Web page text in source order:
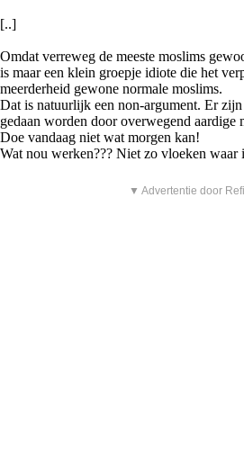
[..]
Omdat verreweg de meeste moslims
is maar een klein groepje idiote die het
meerderheid gewone normale moslims.
Dat is natuurlijk een non-argument. Er
gedaan worden door overwegend aardige
Doe vandaag niet wat morgen kan!
Wat nou werken??? Niet zo vloeken waar
▼ Advertentie door